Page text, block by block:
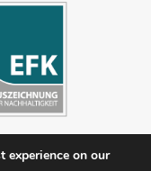
experience on our